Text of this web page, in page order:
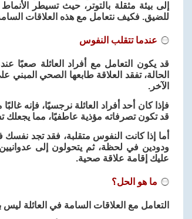
إلى بيئة مثقلة بالتوتر، حيث تسيطر
للضيق. فكيف نتعامل مع هذه العلاقات السامة
عندما تتقلب النفوس
قد يكون التعامل مع أفراد العائلة صعبًا
الحالة، تفقد العلاقة طابعها الصحي
الآخر.
فإذا كان أحد أفراد العائلة نرجسيًا، فإنه
قد تكون تصرفاته مؤذية عاطفيًا، مما يجعلك
أما إذا كانت النفوس متقلبة، فقد تجد
ودودين في لحظة، ثم يتحولون إلى
عليك إقامة علاقة صحية.
ما هو الحل؟
التعامل مع العلاقات السامة في العائلة